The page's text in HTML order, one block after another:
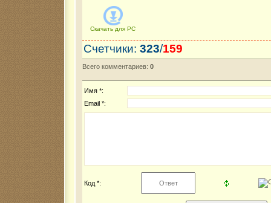
Скачать для PC
Счетчики: 323/159
Всего комментариев: 0
Имя *:
Email *:
Код *: